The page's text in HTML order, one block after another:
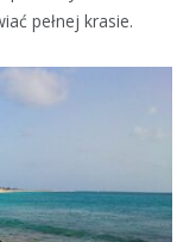
pełnej krasie.